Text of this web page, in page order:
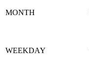
MONTH
WEEKDAY